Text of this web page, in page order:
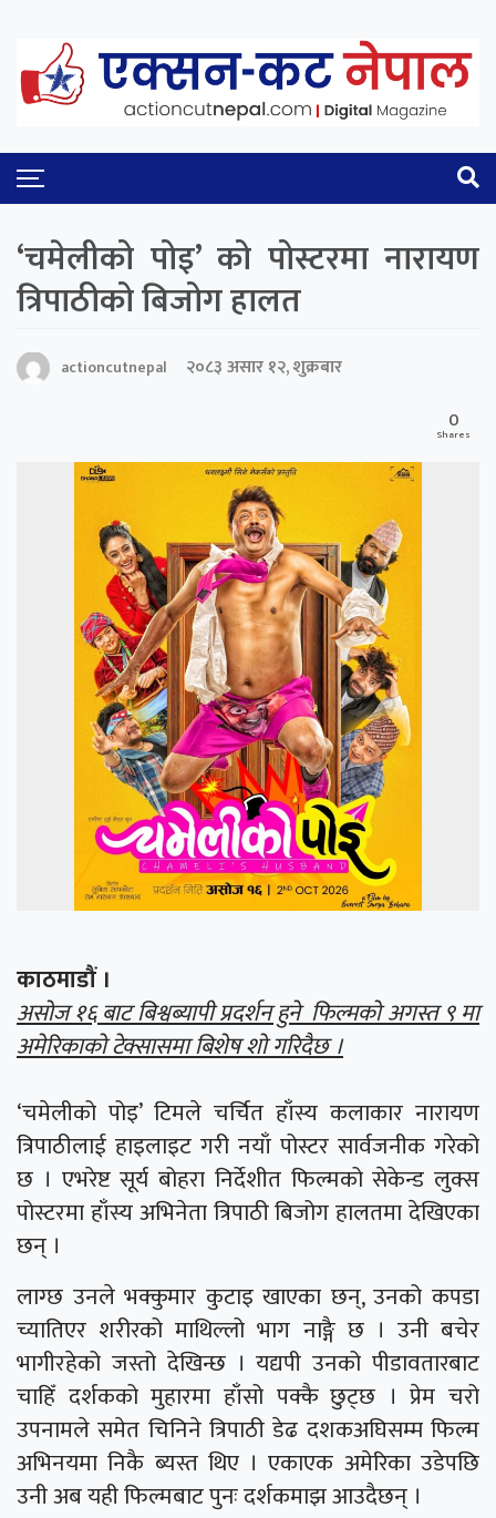
‘चमेलीको पोइ’ को पोस्टरमा नारायण
त्रिपाठीको बिजोग हालत
actioncutnepal
२०८३ असार १२, शुक्रबार
0
Shares
काठमाडौं ।
असोज १६ बाट बिश्वब्यापी प्रदर्शन हुने फिल्मको अगस्त ९ मा
अमेरिकाको टेक्सासमा बिशेष शो गरिदैछ ।
‘चमेलीको पोइ’ टिमले चर्चित हाँस्य कलाकार नारायण
त्रिपाठीलाई हाइलाइट गरी नयाँ पोस्टर सार्वजनीक गरेको
छ । एभरेष्ट सूर्य बोहरा निर्देशीत फिल्मको सेकेन्ड लुक्स
पोस्टरमा हाँस्य अभिनेता त्रिपाठी बिजोग हालतमा देखिएका
छन् ।
लाग्छ उनले भक्कुमार कुटाइ खाएका छन्, उनको कपडा
च्यातिएर शरीरको माथिल्लो भाग नाङ्गै छ । उनी बचेर
भागीरहेको जस्तो देखिन्छ । यद्यपी उनको पीडावतारबाट
चाहिँ दर्शकको मुहारमा हाँसो पक्कै छुट्छ । प्रेम चरो
उपनामले समेत चिनिने त्रिपाठी डेढ दशकअघिसम्म फिल्म
अभिनयमा निकै ब्यस्त थिए । एकाएक अमेरिका उडेपछि
उनी अब यही फिल्मबाट पुनः दर्शकमाझ आउदैछन् ।